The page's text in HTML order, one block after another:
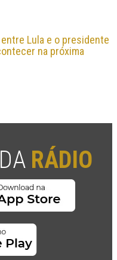
Lula e o presidente
na próxima
RÁDIO